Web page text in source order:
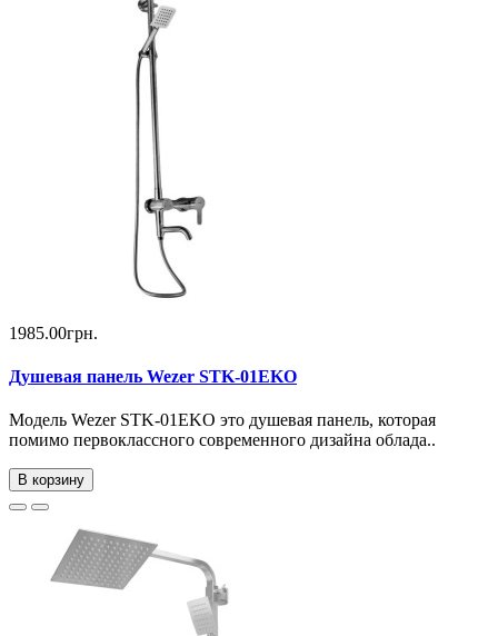
1985.00грн.
Душевая панель Wezer STK-01EKO
Модель Wezer STK-01EKO это душевая панель, которая
помимо первоклассного современного дизайна облада..
В корзину